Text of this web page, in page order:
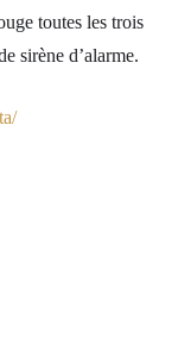
toutes les trois
sirène d’alarme.